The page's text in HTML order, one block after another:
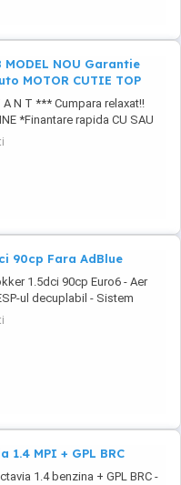
MODEL NOU Garantie
MOTOR CUTIE TOP
A N T *** Cumpara relaxat!!
*Finantare rapida CU SAU
fizice Juridice
: 6 - 60 Luni *Posibilitate
a creditului fara
90cp Fara AdBlue
1.5dci 90cp Euro6 - Aer
ul decuplabil - Sistem
2 chei - Functie Eco-
electrice - Oglinzile incalzite -
- Bluetooth pt. telefon -
1.4 MPI + GPL BRC
1.4 benzina + GPL BRC -